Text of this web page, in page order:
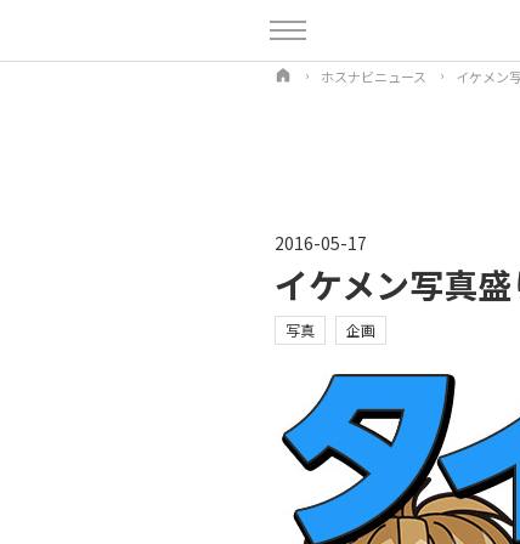
ホスナビニュース イケメン
2016-05-17
イケメン写真
写真 企画